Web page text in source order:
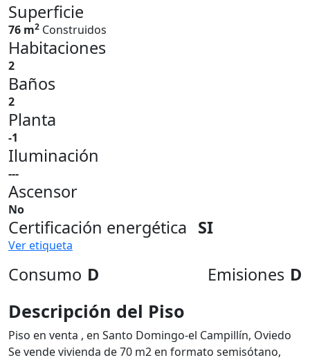
Superficie
76 m2 Construidos
Habitaciones
2
Baños
2
Planta
-1
Iluminación
---
Ascensor
No
Certificación energética SI
Ver etiqueta
Consumo D Emisiones D
Descripción del Piso
Piso en venta , en Santo Domingo-el Campillín, Oviedo
Se vende vivienda de 70 m2 en formato semisótano,